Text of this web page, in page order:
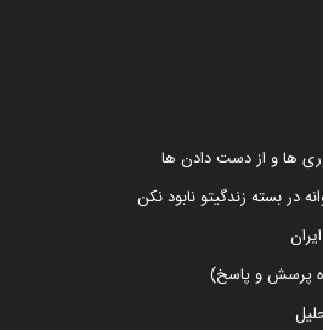
ها و از دست دادن ها
در بسته زندگیتو نابود نکن
پرسش و پاسخ)